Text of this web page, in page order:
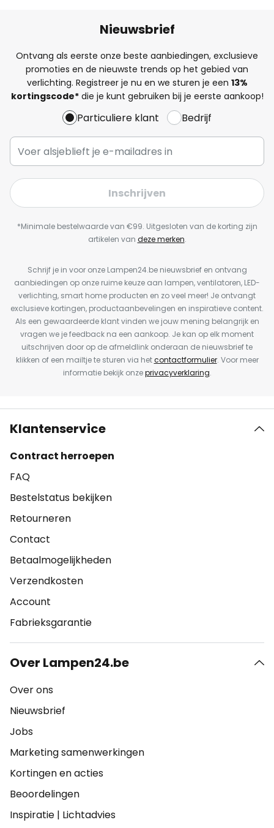
Nieuwsbrief
Ontvang als eerste onze beste aanbiedingen, exclusieve
promoties en de nieuwste trends op het gebied van
verlichting. Registreer je nu en we sturen je een 13%
kortingscode*die je kunt gebruiken bij je eerste aankoop!
Particuliere klant Bedrijf
Inschrijven
*Minimale bestelwaarde van €99. Uitgesloten van de korting zijn
artikelen van deze merken.
Schrijf je in voor onze Lampen24.be nieuwsbrief en ontvang
aanbiedingen op onze ruime keuze aan lampen, ventilatoren, LED-
verlichting, smart home producten en zo veel meer! Je ontvangt
exclusieve kortingen, productaanbevelingen en inspiratieve content.
Als een gewaardeerde klant vinden we jouw mening belangrijk en
vragen we je feedback na een aankoop. Je kan op elk moment
uitschrijven door op de afmeldlink onderaan de nieuwsbrief te
klikken of een mailtje te sturen via hetcontactformulier. Voor meer
informatie bekijk onzeprivacyverklaring.
Klantenservice
Contract herroepen
FAQ
Bestelstatus bekijken
Retourneren
Contact
Betaalmogelijkheden
Verzendkosten
Account
Fabrieksgarantie
Over Lampen24.be
Over ons
Nieuwsbrief
Jobs
Marketing samenwerkingen
Kortingen en acties
Beoordelingen
Inspiratie | Lichtadvies